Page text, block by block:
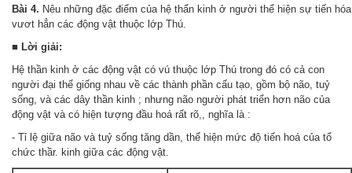
Bài 4. Nêu những đặc điểm của hệ thẩn kinh ở người thể hiện sự tiến hóa
vươt hẳn các động vật thuộc lớp Thú.
■ Lời giải:
Hệ thần kinh ở các động vật có vú thuộc lớp Thú trong đó có cả con
người đại thể giống nhau về các thành phần cấu tạo, gồm bộ não, tuỷ
sống, và các dây thần kinh ; nhưng não người phát triển hơn não của
động vật và có hiện tượng đầu hoá rất rõ,, nghĩa là :
- Tỉ lệ giữa não và tuỷ sống tăng dần, thể hiện mức độ tiến hoá của tổ
chức thầr. kinh giữa các động vật.